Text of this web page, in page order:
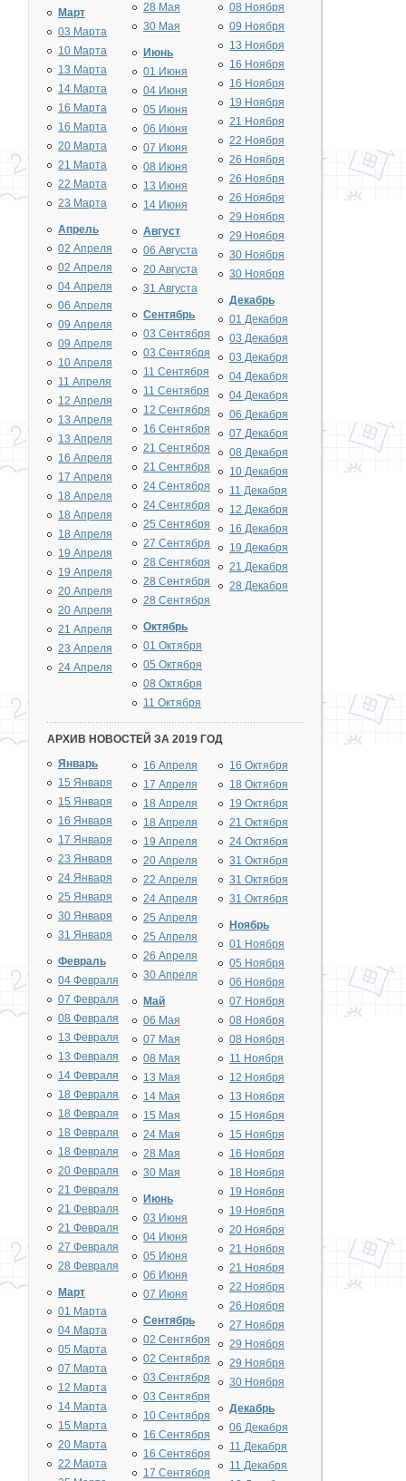
Март
03 Марта
10 Марта
13 Марта
14 Марта
16 Марта
16 Марта
20 Марта
21 Марта
22 Марта
23 Марта
Апрель
02 Апреля
02 Апреля
04 Апреля
06 Апреля
09 Апреля
09 Апреля
10 Апреля
11 Апреля
12 Апреля
13 Апреля
13 Апреля
16 Апреля
17 Апреля
18 Апреля
18 Апреля
18 Апреля
19 Апреля
19 Апреля
20 Апреля
20 Апреля
21 Апреля
23 Апреля
24 Апреля
28 Мая
30 Мая
Июнь
01 Июня
04 Июня
05 Июня
06 Июня
07 Июня
08 Июня
13 Июня
14 Июня
Август
06 Августа
20 Августа
31 Августа
Сентябрь
03 Сентября
03 Сентября
11 Сентября
11 Сентября
12 Сентября
16 Сентября
21 Сентября
21 Сентября
24 Сентября
24 Сентября
25 Сентября
27 Сентября
28 Сентября
28 Сентября
28 Сентября
Октябрь
01 Октября
05 Октября
08 Октября
11 Октября
08 Ноября
09 Ноября
13 Ноября
16 Ноября
16 Ноября
19 Ноября
21 Ноября
22 Ноября
26 Ноября
26 Ноября
26 Ноября
29 Ноября
29 Ноября
30 Ноября
30 Ноября
Декабрь
01 Декабря
03 Декабря
03 Декабря
04 Декабря
04 Декабря
06 Декабря
07 Декабря
08 Декабря
10 Декабря
11 Декабря
12 Декабря
16 Декабря
19 Декабря
21 Декабря
28 Декабря
АРХИВ НОВОСТЕЙ ЗА 2019 ГОД
Январь
15 Января
15 Января
16 Января
17 Января
23 Января
24 Января
25 Января
30 Января
31 Января
Февраль
04 Февраля
07 Февраля
08 Февраля
13 Февраля
13 Февраля
14 Февраля
18 Февраля
18 Февраля
18 Февраля
18 Февраля
20 Февраля
21 Февраля
21 Февраля
21 Февраля
27 Февраля
28 Февраля
Март
01 Марта
04 Марта
05 Марта
07 Марта
12 Марта
14 Марта
15 Марта
20 Марта
22 Марта
16 Апреля
17 Апреля
18 Апреля
18 Апреля
19 Апреля
20 Апреля
22 Апреля
24 Апреля
25 Апреля
25 Апреля
26 Апреля
30 Апреля
Май
06 Мая
07 Мая
08 Мая
13 Мая
14 Мая
15 Мая
24 Мая
28 Мая
30 Мая
Июнь
03 Июня
04 Июня
05 Июня
06 Июня
07 Июня
Сентябрь
02 Сентября
02 Сентября
03 Сентября
03 Сентября
10 Сентября
16 Сентября
16 Сентября
17 Сентября
16 Октября
18 Октября
19 Октября
21 Октября
24 Октября
31 Октября
31 Октября
31 Октября
Ноябрь
01 Ноября
05 Ноября
06 Ноября
07 Ноября
08 Ноября
08 Ноября
11 Ноября
12 Ноября
13 Ноября
15 Ноября
15 Ноября
16 Ноября
18 Ноября
19 Ноября
19 Ноября
20 Ноября
21 Ноября
21 Ноября
22 Ноября
26 Ноября
27 Ноября
29 Ноября
29 Ноября
30 Ноября
Декабрь
06 Декабря
11 Декабря
11 Декабря